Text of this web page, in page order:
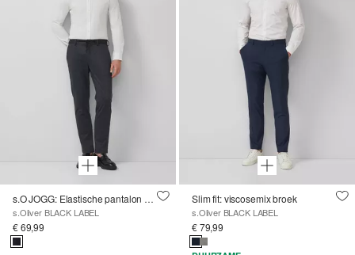
s.O JOGG: Elastische pantalon met gestructureerd patroon
s.Oliver BLACK LABEL
€ 69,99
Slim fit: viscosemix broek
s.Oliver BLACK LABEL
€ 79,99